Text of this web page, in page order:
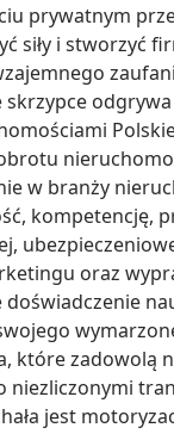
prywatnym
siły i stworzyć
w branży
kompetencję,
oraz
które zadowolą
niezliczonymi
jest